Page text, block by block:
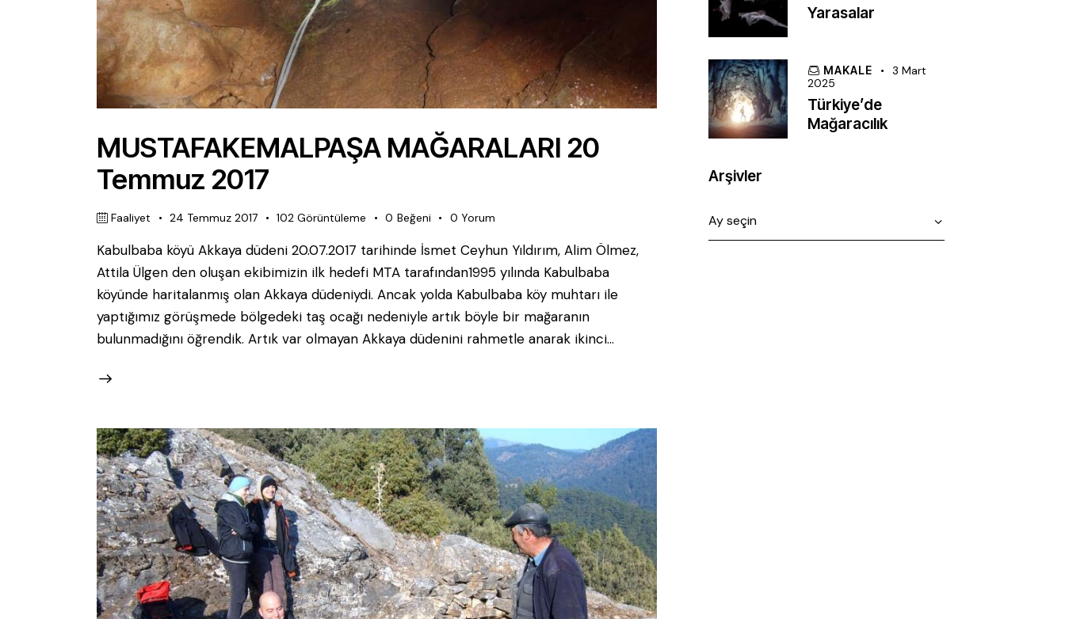
MUSTAFAKEMALPAŞA MAĞARALARI 20
Temmuz 2017
Faaliyet 24 Temmuz 2017 102 Görüntüleme 0 Beğeni 0 Yorum
Kabulbaba köyü Akkaya düdeni 20.07.2017 tarihinde İsmet Ceyhun Yıldırım, Alim Ölmez,
Attila Ülgen den oluşan ekibimizin ilk hedefi MTA tarafından1995 yılında Kabulbaba
köyünde haritalanmış olan Akkaya düdeniydi. Ancak yolda Kabulbaba köy muhtarı ile
yaptığımız görüşmede bölgedeki taş ocağı nedeniyle artık böyle bir mağaranın
bulunmadığını öğrendik. Artık var olmayan Akkaya düdenini rahmetle anarak ikinci…
Yarasalar
MAKALE
3 Mart
2025
Türkiye’de
Mağaracılık
Arşivler